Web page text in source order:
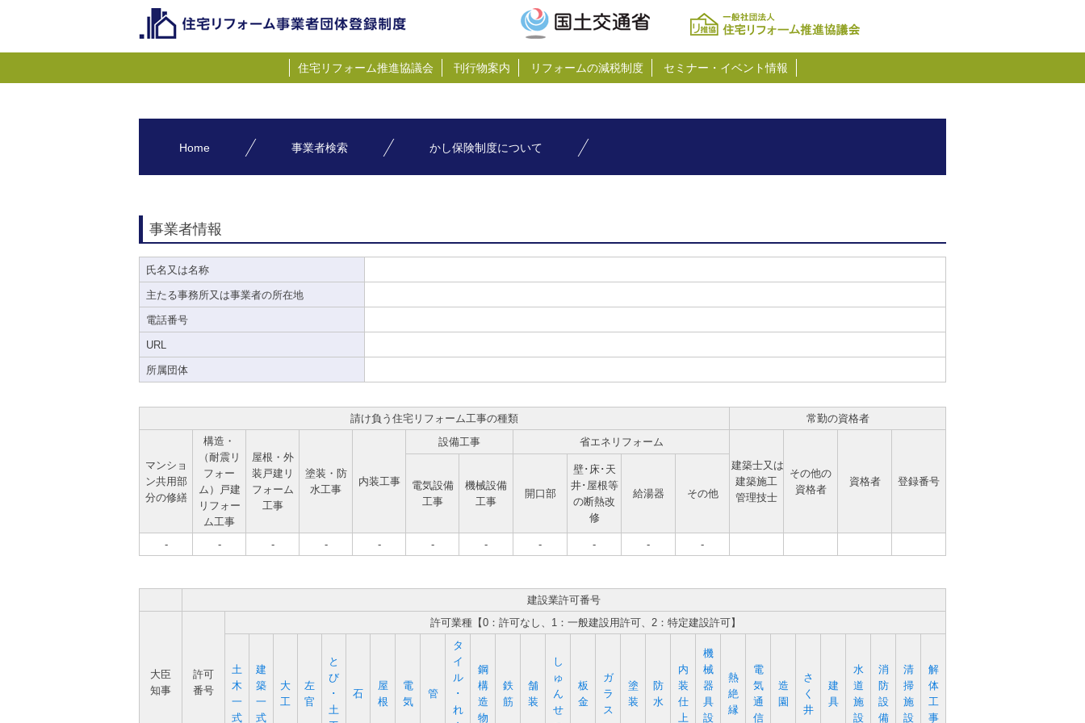
住宅リフォーム推進協議会 刊行物案内 リフォームの減税制度 セミナー・イベント情報
Home 事業者検索 かし保険制度について
事業者情報
氏名又は名称
主たる事務所又は事業者の所在地
電話番号
URL
所属団体
請け負う住宅リフォーム工事の種類 常勤の資格者
マンショ
ン共用部
分の修繕
構造・
（耐震リ
フォー
ム）戸建
リフォー
ム工事
屋根・外
装戸建リ
フォーム
工事
塗装・防
水工事
内装工事
設備工事
省エネリフォーム
建築士又は
建築施工
管理技士
その他の
資格者
資格者 登録番号
電気設備
工事
機械設備
工事
開口部
壁･床･天
井･屋根等
の断熱改
修
給湯器 その他
- - - - - - - - - - -
建設業許可番号
大臣
知事
許可
番号
許可業種【0：許可なし、1：一般建設用許可、2：特定建設許可】
土
木
一
式
建
築
一
式
大
工
左
官
と
び
･
土
石
屋
根
電
気
管
タ
イ
ル
･
れ
鋼
構
造
物
鉄
筋
舗
装
し
ゅ
ん
せ
板
金
ガ
ラ
ス
塗
装
防
水
内
装
仕
上
機
械
器
具
設
熱
絶
縁
電
気
通
信
造
園
さ
く
井
建
具
水
道
施
設
消
防
設
備
清
掃
施
設
解
体
工
事